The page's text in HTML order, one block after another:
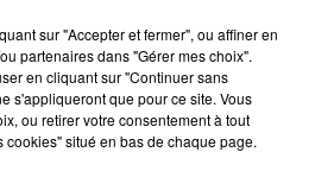
sur "Accepter et fermer", ou affiner en
partenaires dans "Gérer mes choix".
en cliquant sur "Continuer sans
s'appliqueront que pour ce site. Vous
ou retirer votre consentement à tout
situé en bas de chaque page.